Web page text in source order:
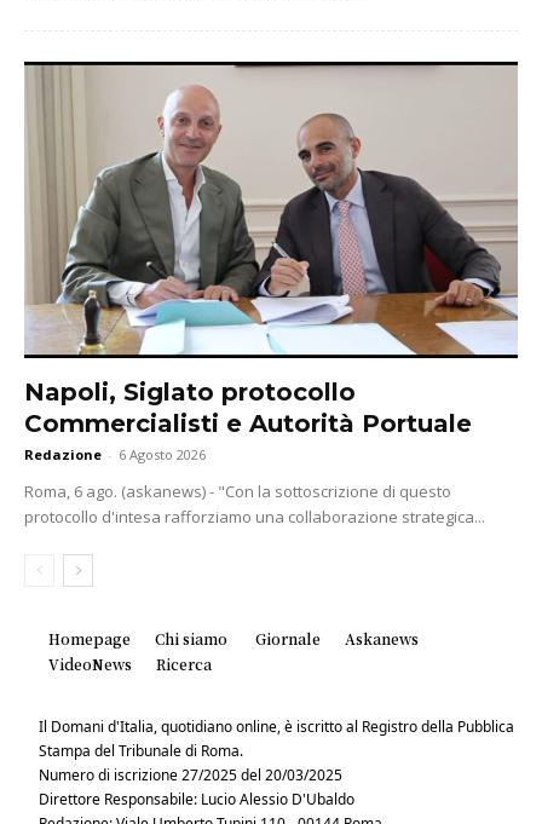
Napoli, Siglato protocollo
Commercialisti e Autorità Portuale
Redazione - 6 Agosto 2026
Roma, 6 ago. (askanews) - "Con la sottoscrizione di questo
protocollo d'intesa rafforziamo una collaborazione strategica...
Homepage Chi siamo Giornale
Askanews
VideoNews
Ricerca
Il Domani d'Italia, quotidiano online, è iscritto al Registro della Pubblica
Stampa del Tribunale di Roma.
Numero di iscrizione 27/2025 del 20/03/2025
Direttore Responsabile: Lucio Alessio D'Ubaldo